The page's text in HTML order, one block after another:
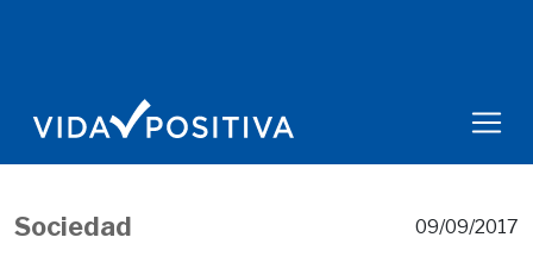
Sociedad 09/09/2017